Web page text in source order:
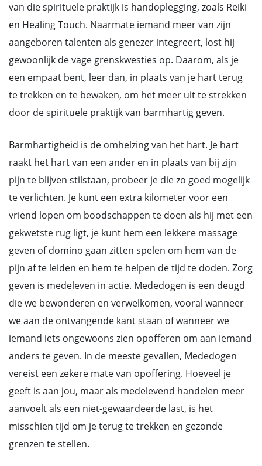
van die spirituele praktijk is handoplegging, zoals Reiki
en Healing Touch. Naarmate iemand meer van zijn
aangeboren talenten als genezer integreert, lost hij
gewoonlijk de vage grenskwesties op. Daarom, als je
een empaat bent, leer dan, in plaats van je hart terug
te trekken en te bewaken, om het meer uit te strekken
door de spirituele praktijk van barmhartig geven.
Barmhartigheid is de omhelzing van het hart. Je hart
raakt het hart van een ander en in plaats van bij zijn
pijn te blijven stilstaan, probeer je die zo goed mogelijk
te verlichten. Je kunt een extra kilometer voor een
vriend lopen om boodschappen te doen als hij met een
gekwetste rug ligt, je kunt hem een lekkere massage
geven of domino gaan zitten spelen om hem van de
pijn af te leiden en hem te helpen de tijd te doden. Zorg
geven is medeleven in actie. Mededogen is een deugd
die we bewonderen en verwelkomen, vooral wanneer
we aan de ontvangende kant staan of wanneer we
iemand iets ongewoons zien opofferen om aan iemand
anders te geven. In de meeste gevallen, Mededogen
vereist een zekere mate van opoffering. Hoeveel je
geeft is aan jou, maar als medelevend handelen meer
aanvoelt als een niet-gewaardeerde last, is het
misschien tijd om je terug te trekken en gezonde
grenzen te stellen.